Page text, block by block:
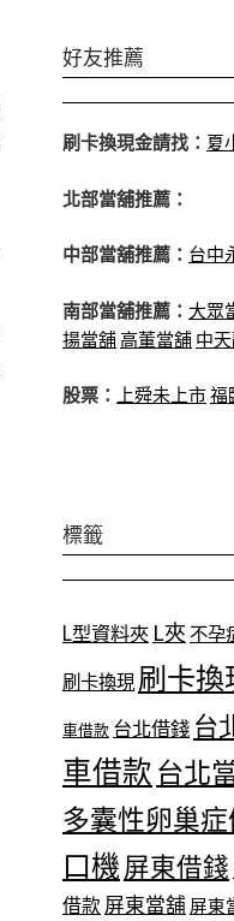
好友推薦
刷卡換現金請找： 夏
北部當舖推薦：
中部當舖推薦： 台中
南部當舖推薦： 大眾
揚當舖高董當舖 中
股票： 上舜未上市福
標籤
L型資料夾 L夾 不孕
刷卡換現 刷卡換
車借款 台北借錢 台
車借款 台北
多囊性卵巢
口機 屏東借錢
借款 屏東當舖 屏東